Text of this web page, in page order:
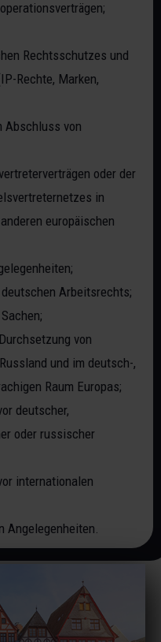
Rechtsschutzes und
Rechte, Marken,
Abschluss von
oder der
in
europäischen
Arbeitsrechts;
von
und im deutsch-,
Raum Europas;
deutscher,
oder russischer
internationalen
Angelegenheiten.